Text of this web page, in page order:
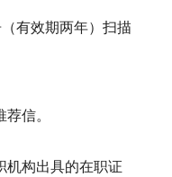
有效期两年）扫描
信。
机构出具的在职证